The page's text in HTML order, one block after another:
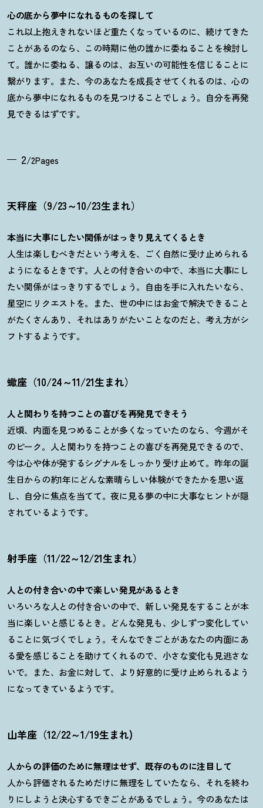
心の底から夢中になれるものを探して
これ以上抱えきれないほど重たくなっているのに、続けてきた
ことがあるのなら、この時期に他の誰かに委ねることを検討し
て。誰かに委ねる、譲るのは、お互いの可能性を信じることに
繋がります。また、今のあなたを成長させてくれるのは、心の
底から夢中になれるものを見つけることでしょう。自分を再発
見できるはずです。
2/2Pages
天秤座（9/23～10/23生まれ）
本当に大事にしたい関係がはっきり見えてくるとき
人生は楽しむべきだという考えを、ごく自然に受け止められる
ようになるときです。人との付き合いの中で、本当に大事にし
たい関係がはっきりするでしょう。自由を手に入れたいなら、
星空にリクエストを。また、世の中にはお金で解決できること
がたくさんあり、それはありがたいことなのだと、考え方がシ
フトするようです。
蠍座（10/24～11/21生まれ）
人と関わりを持つことの喜びを再発見できそう
近頃、内面を見つめることが多くなっていたのなら、今週がそ
のピーク。人と関わりを持つことの喜びを再発見できるので、
今は心や体が発するシグナルをしっかり受け止めて。昨年の誕
生日からの約1年にどんな素晴らしい体験ができたかを思い返
し、自分に焦点を当てて。夜に見る夢の中に大事なヒントが隠
されているようです。
射手座（11/22～12/21生まれ）
人との付き合いの中で楽しい発見があるとき
いろいろな人との付き合いの中で、新しい発見をすることが本
当に楽しいと感じるとき。どんな発見も、少しずつ変化してい
ることに気づくでしょう。そんなできごとがあなたの内面にあ
る愛を感じることを助けてくれるので、小さな変化も見逃さな
いで。また、お金に対して、より好意的に受け止められるよう
になってきているようです。
山羊座（12/22～1/19生まれ)
人からの評価のために無理はせず、既存のものに注目して
人から評価されるためだけに無理をしていたなら、それを終わ
りにしようと決心するできごとがあるでしょう。今のあなたは